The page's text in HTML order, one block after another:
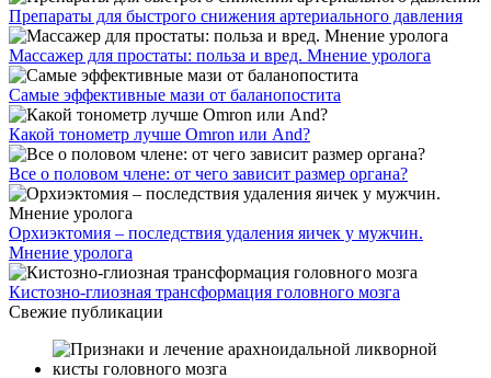
Препараты для быстрого снижения артериального давления
Массажер для простаты: польза и вред. Мнение уролога
Самые эффективные мази от баланопостита
Какой тонометр лучше Omron или And?
Все о половом члене: от чего зависит размер органа?
Орхиэктомия – последствия удаления яичек у мужчин.
Мнение уролога
Кистозно-глиозная трансформация головного мозга
Свежие публикации